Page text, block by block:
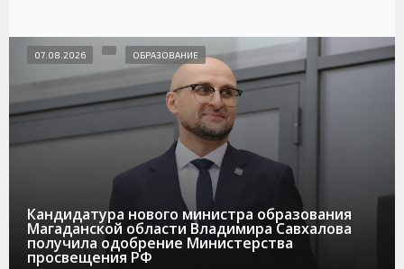
Кандидатура нового министра образования
Магаданской области Владимира Савхалова
получила одобрение Министерства
просвещения РФ
07.08.2026 ОБРАЗОВАНИЕ